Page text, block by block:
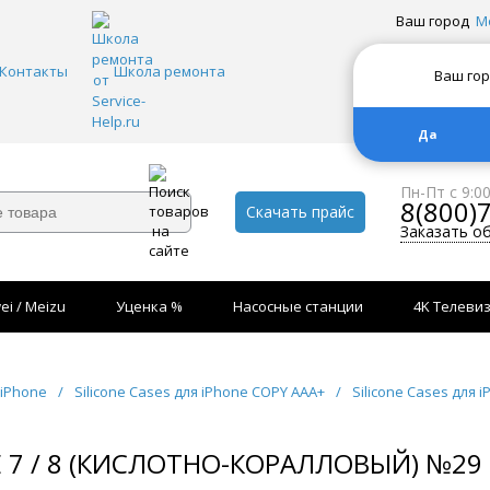
Ваш
Да
Контакты Школа ремонта
Ваш город
Скачать прайс
Пн-Пт с
Заказать
/ Meizu Уценка % Насосные станции 4K
/ Silicone Cases для iPhone COPY AAA+ / Silicone Cases для
7 / 8 (КИСЛОТНО-КОРАЛЛОВЫЙ) №29